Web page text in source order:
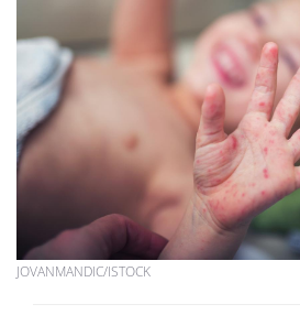
JOVANMANDIC/ISTOCK